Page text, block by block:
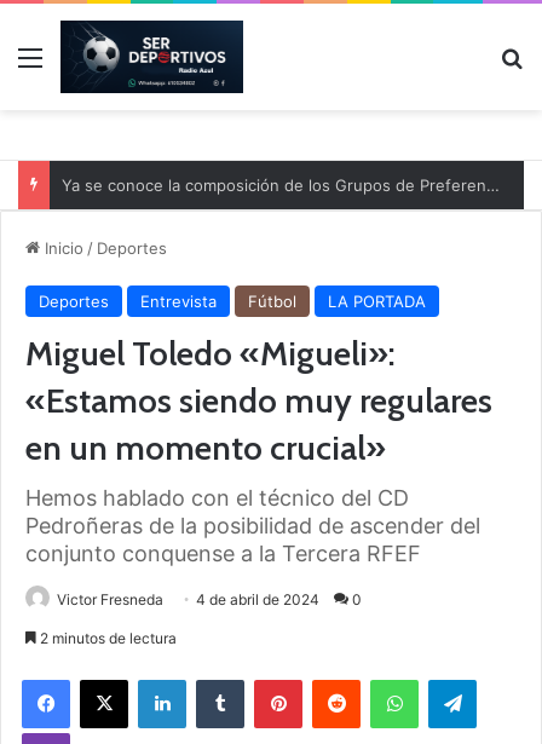
Menú
Ya se conoce la composición de los Grupos de Preferente y el calendario
Inicio / Deportes
Deportes Entrevista Fútbol LA PORTADA
Miguel Toledo «Migueli»:
«Estamos siendo muy regulares
en un momento crucial»
Hemos hablado con el técnico del CD
Pedroñeras de la posibilidad de ascender del
conjunto conquense a la Tercera RFEF
Victor Fresneda 4 de abril de 2024 0
2 minutos de lectura